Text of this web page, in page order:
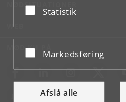
Acceptér eller afslå
Statistik
Acceptér eller afslå
Markedsføring
Afslå alle
NØDSITUATIONER
WEB
MØD KU PÅ